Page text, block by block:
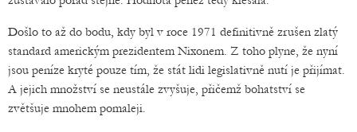
Došlo to až do bodu, kdy byl v roce 1971 definitivně zrušen zlatý
standard americkým prezidentem Nixonem. Z toho plyne, že nyní
jsou peníze kryté pouze tím, že stát lidi legislativně nutí je přijímat.
A jejich množství se neustále zvyšuje, přičemž bohatství se
zvětšuje mnohem pomaleji.